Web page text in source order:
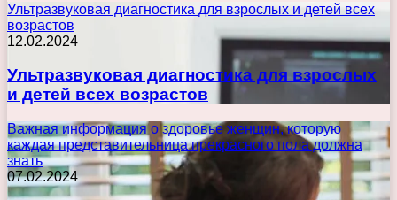
Ультразвуковая диагностика для взрослых и детей всех
возрастов
12.02.2024
Ультразвуковая диагностика для взрослых
и детей всех возрастов
Важная информация о здоровье женщин, которую
каждая представительница прекрасного пола должна
знать
07.02.2024